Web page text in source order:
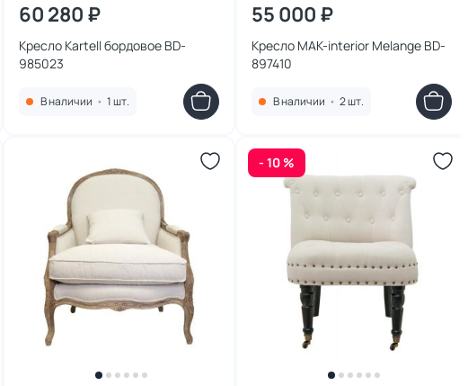
60 280 ₽
Кресло Kartell бордовое BD-
985023
В наличии • 1 шт.
55 000 ₽
Кресло MAK-interior Melange BD-
897410
В наличии • 2 шт.
- 10 %